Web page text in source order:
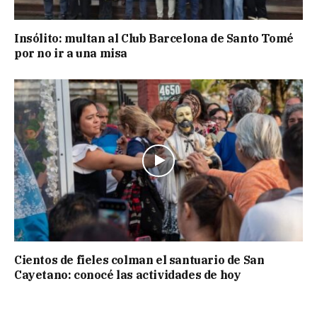
Insólito: multan al Club Barcelona de Santo Tomé
por no ir a una misa
Cientos de fieles colman el santuario de San
Cayetano: conocé las actividades de hoy